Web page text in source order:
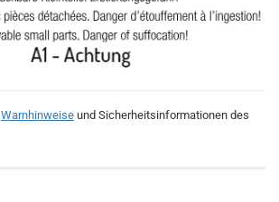
Warnhinweise und Sicherheitsinformationen des